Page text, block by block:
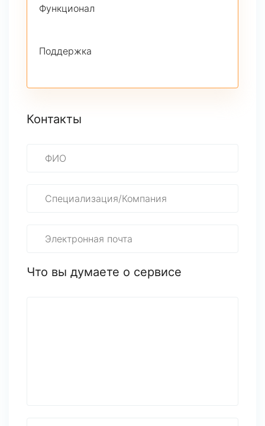
Функционал
Поддержка
Контакты
Что вы думаете о сервисе